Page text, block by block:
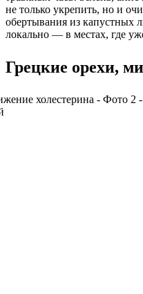
не только укрепить, но и
обертывания из капустных
локально — в местах, где
Грецкие орехи,